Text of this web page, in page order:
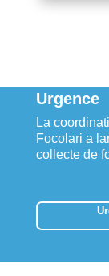
Urgence
La
Focolari a
collecte de